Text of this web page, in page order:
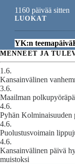
1160 päivää sitten
LUOKAT
YK:n teemapäivä
MENNEET JA
1.6.
Kansainvälinen
3.6.
Maailman
4.6.
Pyhän Kolminaisuuden
4.6.
Puolustusvoimain
4.6.
Kansainvälinen päivä
muistoksi